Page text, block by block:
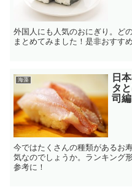
外国人にも人気のおにぎり。ど
まとめてみました！是非おすす
海藻
日
タ
司編
今ではたくさんの種類があるお
気なのでしょうか。ランキング
参考に！